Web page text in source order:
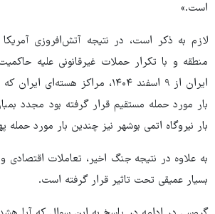
است.»
لازم به ذکر است، در نتیجه آتش‌افروزی
منطقه و با تکرار حملات غیرقانونی علیه
بار مورد حمله مستقیم قرار گرفته بود مجدد
بار نیروگاه اتمی بوشهر نیز چندین بار مورد حمله
به علاوه در نتیجه جنگ اخیر، تعاملات
بسیار عمیقی تحت تاثیر قرار گرفته است.